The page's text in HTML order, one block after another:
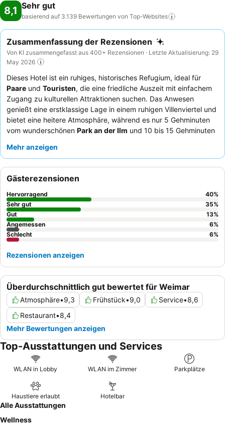
8,1 Sehr gut
basierend auf 3.139 Bewertungen von Top-Websites
Zusammenfassung der Rezensionen
Von KI zusammengefasst aus 400+ Rezensionen · Letzte Aktualisierung: 29
May 2026
Dieses Hotel ist ein ruhiges, historisches Refugium, ideal für
Paare und Touristen, die eine friedliche Auszeit mit einfachem
Zugang zu kulturellen Attraktionen suchen. Das Anwesen
genießt eine erstklassige Lage in einem ruhigen Villenviertel und
bietet eine heitere Atmosphäre, während es nur 5 Gehminuten
vom wunderschönen Park an der Ilm und 10 bis 15 Gehminuten
entfernt ist. Die Gäste loben stets das reichhaltige und vielfältige
Aufschnitten, Käse, Marmeladen und frisch zubereiteten
Eierspeisen, was oft als überzeugender Grund für wiederholte
Besuche genannt wird. Die Mitarbeiter werden häufig für ihre
außergewöhnliche Freundlichkeit und Hilfsbereitschaft gelobt,
die eine einladende Atmosphäre schafft. Für einen ruhigeren
Aufenthalt sollten Gäste ein Zimmer mit Gartenblick anfragen.
Mehr anzeigen
Überdurchschnittlich gut bewertet für Weimar
Atmosphäre•9,3 Frühstück•9,0 Service•8,6
Restaurant•8,4
Mehr Bewertungen anzeigen
Gästerezensionen
Hervorragend 40%
Sehr gut
35%
Gut
13%
Angemessen
6%
Schlecht
6%
Rezensionen anzeigen
Top-Ausstattungen und Services
WLAN in Lobby WLAN im Zimmer Parkplätze
Haustiere erlaubt Hotelbar
Alle Ausstattungen
Wellness